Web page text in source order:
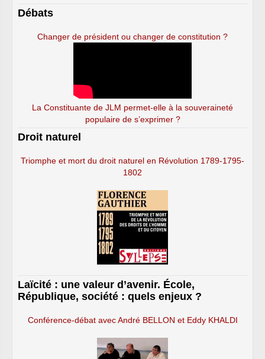
Débats
Changer de président ou changer de constitution ?
La Constituante de JLM permet-elle à la souveraineté
populaire de s’exprimer ?
Droit naturel
Triomphe et mort du droit naturel en Révolution 1789-1795-
1802
Laïcité : une valeur d’avenir. École,
République, société : quels enjeux ?
Conférence-débat avec André BELLON et Eddy KHALDI